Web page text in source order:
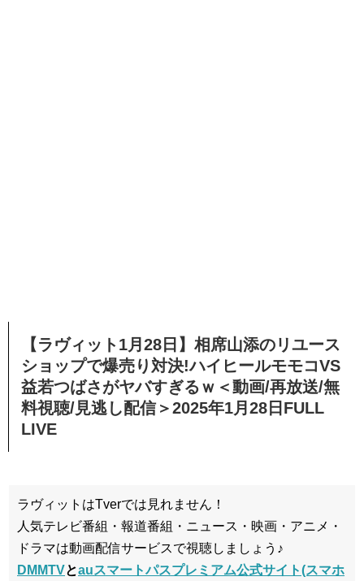
【ラヴィット1月28日】相席山添のリユース
ショップで爆売り対決!ハイヒールモモコVS
益若つばさがヤバすぎるｗ＜動画/再放送/無
料視聴/見逃し配信＞2025年1月28日FULL
LIVE
ラヴィットはTverでは見れません！
人気テレビ番組・報道番組・ニュース・映画・アニメ・
ドラマは動画配信サービスで視聴しましょう♪
DMMTVとauスマートパスプレミアム公式サイト(スマホ